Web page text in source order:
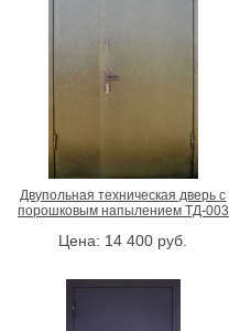
Двупольная техническая дверь с
порошковым напылением ТД-003
Цена: 14 400 руб.